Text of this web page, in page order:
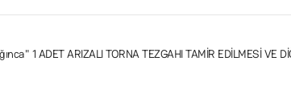
1 ADET ARIZALI TORNA TEZGAHI TAMİR EDİLMESİ VE